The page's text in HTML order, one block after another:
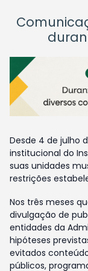
Desde 4 de julho
institucional do
suas unidades
restrições
Nos três meses
divulgação de
entidades da
hipóteses
evitados
públicos,